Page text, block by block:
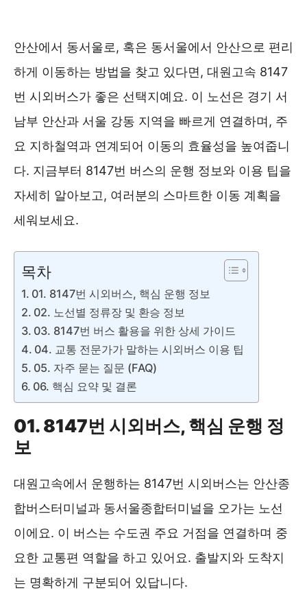
안산에서 동서울로, 혹은 동서울에서 안산으로 편리
하게 이동하는 방법을 찾고 있다면, 대원고속 8147
번 시외버스가 좋은 선택지예요. 이 노선은 경기 서
남부 안산과 서울 강동 지역을 빠르게 연결하며, 주
요 지하철역과 연계되어 이동의 효율성을 높여줍니
다. 지금부터 8147번 버스의 운행 정보와 이용 팁을
자세히 알아보고, 여러분의 스마트한 이동 계획을
세워보세요.
목차
01. 8147번 시외버스, 핵심 운행 정보
02. 노선별 정류장 및 환승 정보
03. 8147번 버스 활용을 위한 상세 가이드
04. 교통 전문가가 말하는 시외버스 이용 팁
05. 자주 묻는 질문 (FAQ)
06. 핵심 요약 및 결론
01. 8147번 시외버스, 핵심 운행 정
보
대원고속에서 운행하는 8147번 시외버스는 안산종
합버스터미널과 동서울종합터미널을 오가는 노선
이에요. 이 버스는 수도권 주요 거점을 연결하며 중
요한 교통편 역할을 하고 있어요. 출발지와 도착지
는 명확하게 구분되어 있답니다.